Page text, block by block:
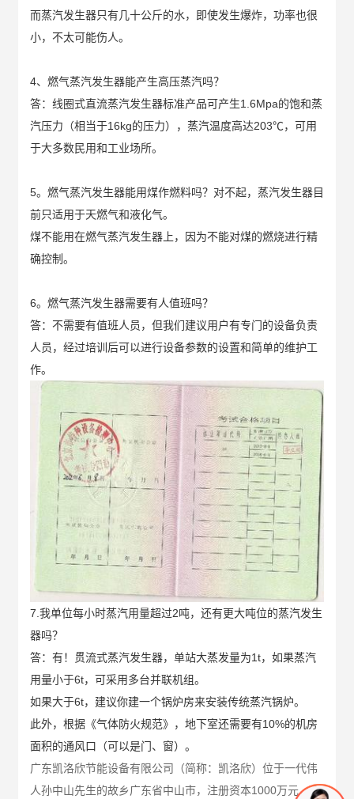
而蒸汽发生器只有几十公斤的水，即使发生爆炸，功率也很
小，不太可能伤人。
4、燃气蒸汽发生器能产生高压蒸汽吗？
答：线圈式直流蒸汽发生器标准产品可产生1.6Mpa的饱和蒸
汽压力（相当于16kg的压力），蒸汽温度高达203℃，可用
于大多数民用和工业场所。
5。燃气蒸汽发生器能用煤作燃料吗？对不起，蒸汽发生器目
前只适用于天燃气和液化气。
煤不能用在燃气蒸汽发生器上，因为不能对煤的燃烧进行精
确控制。
6。燃气蒸汽发生器需要有人值班吗？
答：不需要有值班人员，但我们建议用户有专门的设备负责
人员，经过培训后可以进行设备参数的设置和简单的维护工
作。
7.我单位每小时蒸汽用量超过2吨，还有更大吨位的蒸汽发生
器吗？
答：有！贯流式蒸汽发生器，单站大蒸发量为1t，如果蒸汽
用量小于6t，可采用多台并联机组。
如果大于6t，建议你建一个锅炉房来安装传统蒸汽锅炉。
此外，根据《气体防火规范》，地下室还需要有10%的机房
面积的通风口（可以是门、窗）。
广东凯洛欣节能设备有限公司（简称：凯洛欣）位于一代伟
人孙中山先生的故乡广东省中山市，注册资本1000万元，是